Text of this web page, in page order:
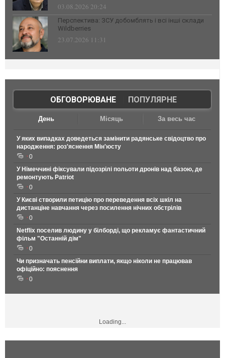
03.08.2026 20:24
Перспектива: ЗСУ добомблять і всі інші склади
Wildberries
23.07.2026 11:31
ОБГОВОРЮВАНЕ| ПОПУЛЯРНЕ
День Місяць За весь час
У яких випадках доведеться замінити радянське свідоцтво про
народження: роз'яснення Мін'юсту
0
У Німеччині фіксували підозрілі польоти дронів над базою, де
ремонтують Patriot
0
У Києві створили петицію про переведення всіх шкіл на
дистанціне навчання через посилення нічних обстрілів
0
Netflix поселив людину у білборді, що рекламує фантастичний
фільм "Останній дім"
0
Чи призначать пенсійни виплати, якщо ніколи не працював
офіційно: пояснення
0
Loading...